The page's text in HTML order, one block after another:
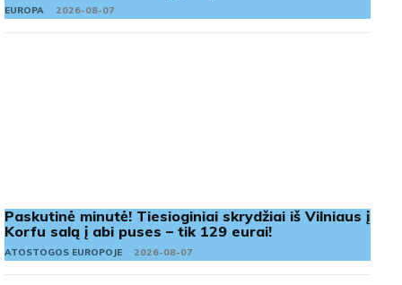
EUROPA 2026-08-07
Paskutinė minutė! Tiesioginiai skrydžiai iš Vilniaus į
Korfu salą į abi puses – tik 129 eurai!
ATOSTOGOS EUROPOJE 2026-08-07